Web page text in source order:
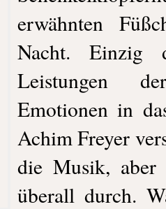
erwähnten
Nacht. Einzig
Leistungen
Emotionen in
Achim Freyer
die Musik,
überall durch.